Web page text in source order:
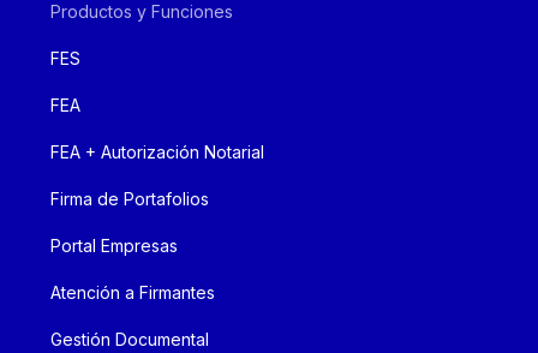
Productos y Funciones
FES
FEA
FEA + Autorización Notarial
Firma de Portafolios
Portal Empresas
Atención a Firmantes
Gestión Documental